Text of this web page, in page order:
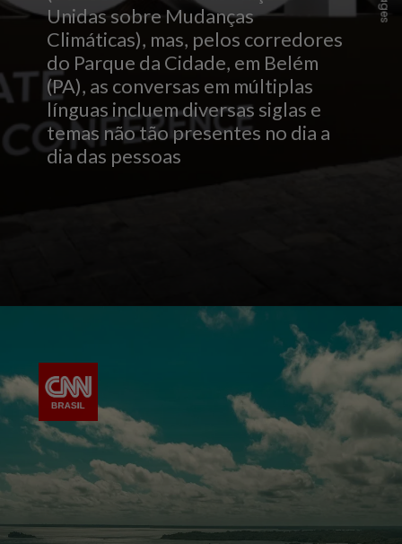
Unidas sobre Mudanças
Climáticas), mas, pelos corredores
do Parque da Cidade, em Belém
(PA), as conversas em múltiplas
línguas incluem diversas siglas e
temas não tão presentes no dia a
dia das pessoas